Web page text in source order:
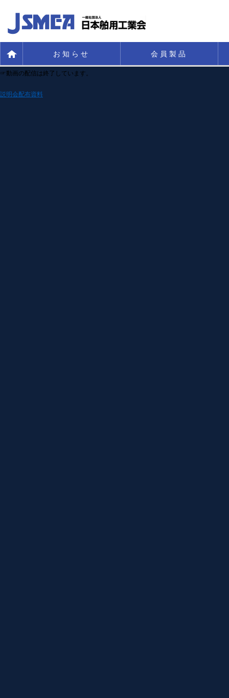
お知らせ 会員製品
☞動画の配信は終了しています。
説明会配布資料